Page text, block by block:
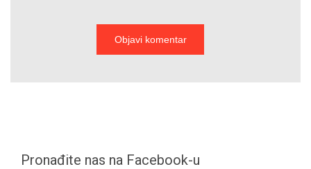
Pronađite nas na Facebook-u